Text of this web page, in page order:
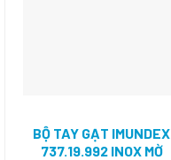
BỘ TAY GẠT IMUNDEX
737.19.992 INOX MỜ